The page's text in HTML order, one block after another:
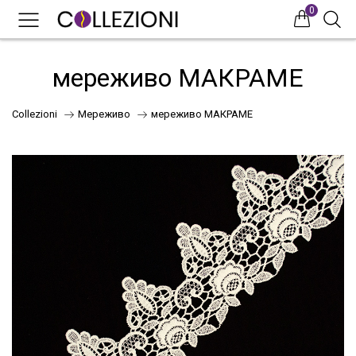
0
НОВИНКИ
мереживо МАКРАМЕ
Collezioni Мереживо мереживо МАКРАМЕ